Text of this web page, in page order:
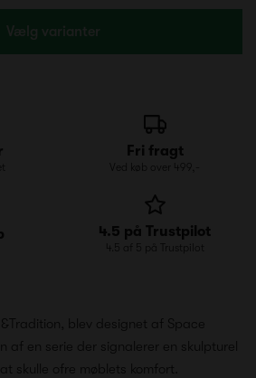
Vælg varianter
Fri fragt
Ved køb over 499,-
4.5 på Trustpilot
4.5 af 5 på Trustpilot
blev designet af Space
af en serie der signalerer en skulpturel
skulle ofre møblets komfort.